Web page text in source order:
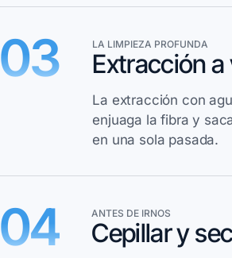
03 LA LIMPIEZA PROFUNDA
Extracción a
La extracción con
enjuaga la fibra y
en una sola pasada.
04 ANTES DE IRNOS
Cepillar y